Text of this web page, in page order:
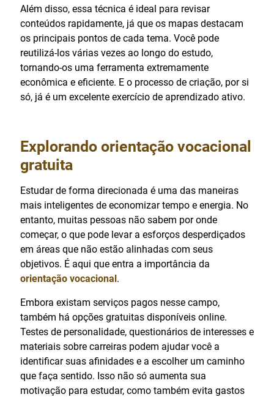
Além disso, essa técnica é ideal para revisar
conteúdos rapidamente, já que os mapas destacam
os principais pontos de cada tema. Você pode
reutilizá-los várias vezes ao longo do estudo,
tornando-os uma ferramenta extremamente
econômica e eficiente. E o processo de criação, por si
só, já é um excelente exercício de aprendizado ativo.
Explorando orientação vocacional
gratuita
Estudar de forma direcionada é uma das maneiras
mais inteligentes de economizar tempo e energia. No
entanto, muitas pessoas não sabem por onde
começar, o que pode levar a esforços desperdiçados
em áreas que não estão alinhadas com seus
objetivos. É aqui que entra a importância da
orientação vocacional.
Embora existam serviços pagos nesse campo,
também há opções gratuitas disponíveis online.
Testes de personalidade, questionários de interesses e
materiais sobre carreiras podem ajudar você a
identificar suas afinidades e a escolher um caminho
que faça sentido. Isso não só aumenta sua
motivação para estudar, como também evita gastos